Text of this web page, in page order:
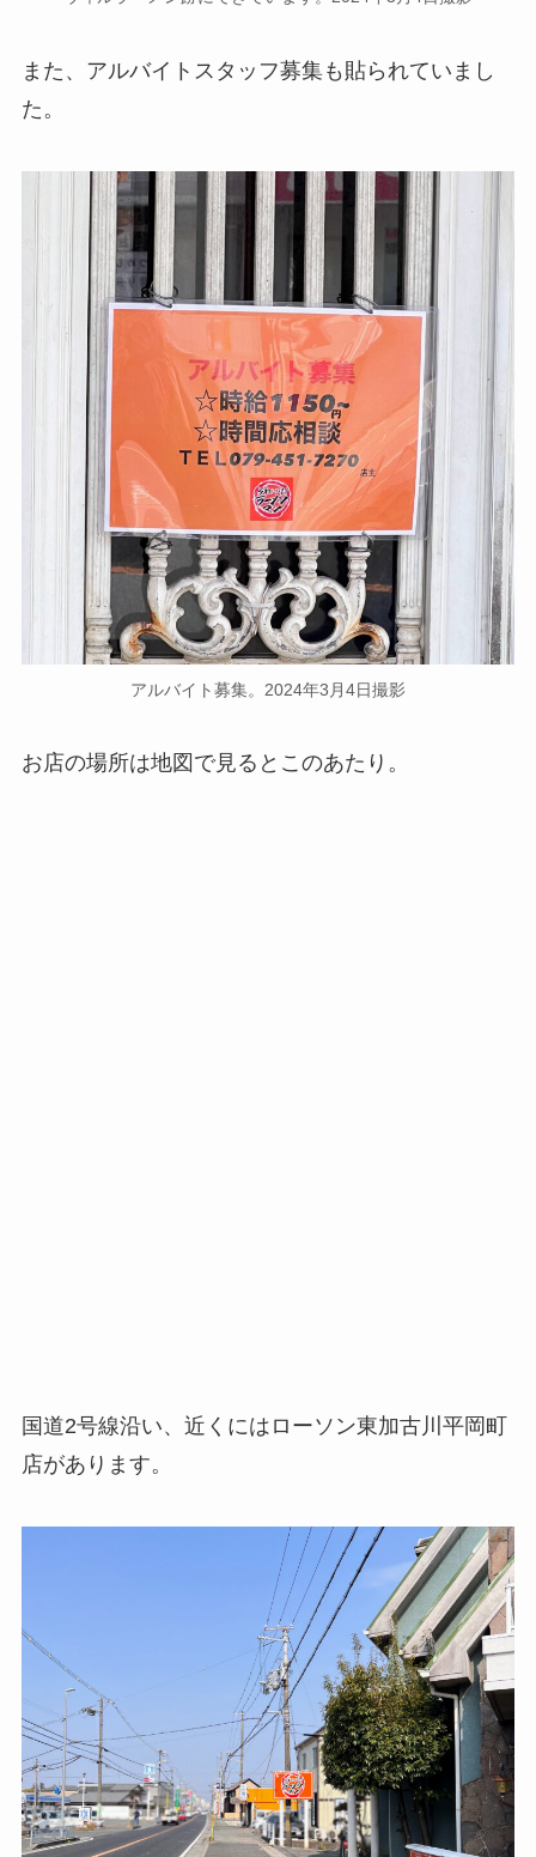
また、アルバイトスタッフ募集も貼られていまし
た。
アルバイト募集。2024年3月4日撮影
お店の場所は地図で見るとこのあたり。
国道2号線沿い、近くにはローソン東加古川平岡町
店があります。